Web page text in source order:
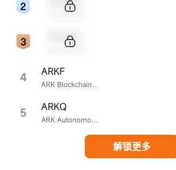
4 ARK Blockchain & Fintech Innovation ETF
ARKF
5 ARK Autonomous Technology & Robotics ETF
ARKQ
解锁更多